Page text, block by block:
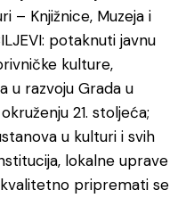
– Knjižnice, Muzeja i
potaknuti javnu
kulture,
u razvoju Grada u
21. stoljeća;
u kulturi i svih
lokalne uprave
pripremati se